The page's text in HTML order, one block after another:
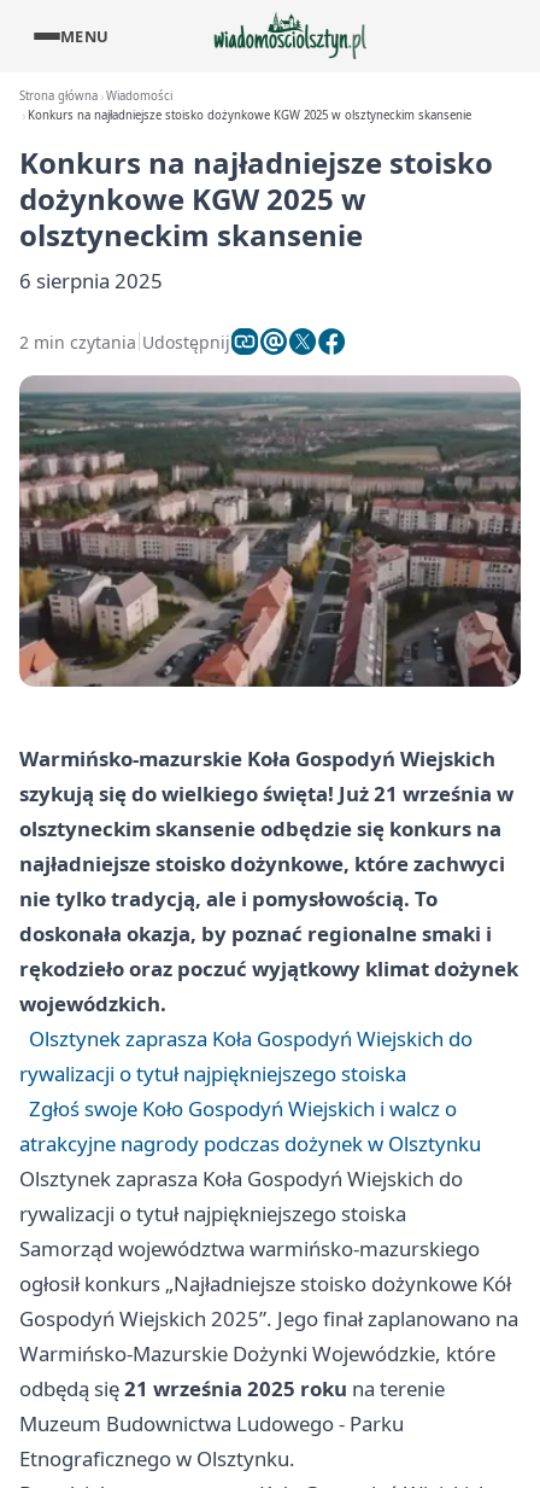
MENU
Strona główna Wiadomości
Konkurs na najładniejsze stoisko dożynkowe KGW 2025 w olsztyneckim skansenie
Konkurs na najładniejsze stoisko
dożynkowe KGW 2025 w
olsztyneckim skansenie
6 sierpnia 2025
2 min czytania Udostępnij
Warmińsko-mazurskie Koła Gospodyń Wiejskich
szykują się do wielkiego święta! Już 21 września w
olsztyneckim skansenie odbędzie się konkurs na
najładniejsze stoisko dożynkowe, które zachwyci
nie tylko tradycją, ale i pomysłowością. To
doskonała okazja, by poznać regionalne smaki i
rękodzieło oraz poczuć wyjątkowy klimat dożynek
wojewódzkich.
Olsztynek zaprasza Koła Gospodyń Wiejskich do
rywalizacji o tytuł najpiękniejszego stoiska
Zgłoś swoje Koło Gospodyń Wiejskich i walcz o
atrakcyjne nagrody podczas dożynek w Olsztynku
Olsztynek zaprasza Koła Gospodyń Wiejskich do
rywalizacji o tytuł najpiękniejszego stoiska
Samorząd województwa warmińsko-mazurskiego
ogłosił konkurs „Najładniejsze stoisko dożynkowe Kół
Gospodyń Wiejskich 2025”. Jego finał zaplanowano na
Warmińsko-Mazurskie Dożynki Wojewódzkie, które
odbędą się21 września 2025 roku na terenie
Muzeum Budownictwa Ludowego - Parku
Etnograficznego w Olsztynku.